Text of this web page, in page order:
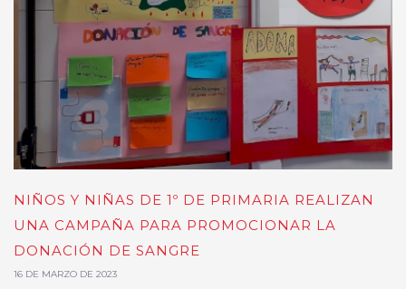
NIÑOS Y NIÑAS DE 1º DE PRIMARIA REALIZAN
UNA CAMPAÑA PARA PROMOCIONAR LA
DONACIÓN DE SANGRE
16 DE MARZO DE 2023